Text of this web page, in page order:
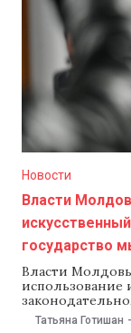
Новости
Власти
государство
Власти
использование
они хотят к
Татьяна Готишан -